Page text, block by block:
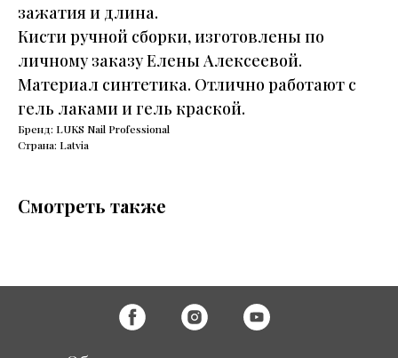
зажатия и длина.
Кисти ручной сборки, изготовлены по
личному заказу Елены Алексеевой.
Материал синтетика. Отлично работают с
гель лаками и гель краской.
Бренд: LUKS Nail Professional
Страна: Latvia
Смотреть также